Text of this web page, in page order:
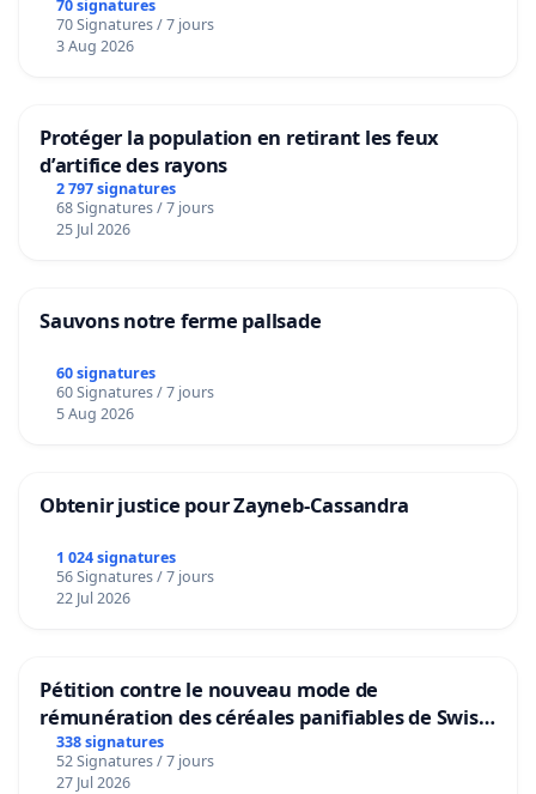
bediening van de wijken Strombeek en Het
Voor
70 signatures
70 Signatures / 7 jours
3 Aug 2026
Protéger la population en retirant les feux
d’artifice des rayons
2 797 signatures
68 Signatures / 7 jours
25 Jul 2026
Sauvons notre ferme pallsade
60 signatures
60 Signatures / 7 jours
5 Aug 2026
Obtenir justice pour Zayneb-Cassandra
1 024 signatures
56 Signatures / 7 jours
22 Jul 2026
Pétition contre le nouveau mode de
rémunération des céréales panifiables de Swiss
granum basé sur la teneur en protéines
338 signatures
52 Signatures / 7 jours
27 Jul 2026